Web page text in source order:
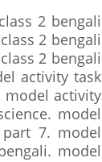
2 bengali
2 bengali
2 bengali
activity task
model activity
model
7. model
model